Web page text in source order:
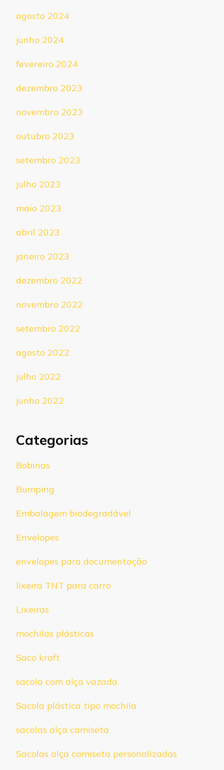
agosto 2024
junho 2024
fevereiro 2024
dezembro 2023
novembro 2023
outubro 2023
setembro 2023
julho 2023
maio 2023
abril 2023
janeiro 2023
dezembro 2022
novembro 2022
setembro 2022
agosto 2022
julho 2022
junho 2022
Categorias
Bobinas
Bumping
Embalagem biodegradável
Envelopes
envelopes para documentação
lixeira TNT para carro
Lixeiras
mochilas plásticas
Saco kraft
sacola com alça vazada
Sacola plástica tipo mochila
sacolas alça camiseta
Sacolas alça camiseta personalizadas